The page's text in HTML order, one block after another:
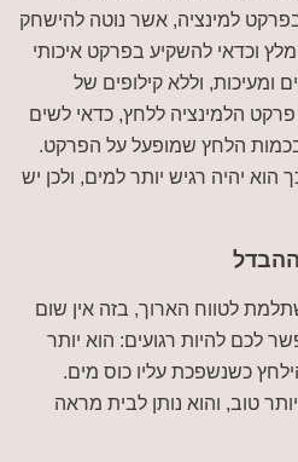
למינציה, אשר נוטה להישחק
וכדאי להשקיע בפרקט איכותי
ומעיכות, וללא קילופים של
הלמינציה ללחץ, כדאי לשים
הלחץ שמופעל על הפרקט.
יהיה רגיש יותר למים, ולכן יש
לטווח הארוך, בזה אין שום
לכם להיות רגועים: הוא יותר
כשנשפכת עליו כוס מים.
טוב, והוא נותן לבית מראה